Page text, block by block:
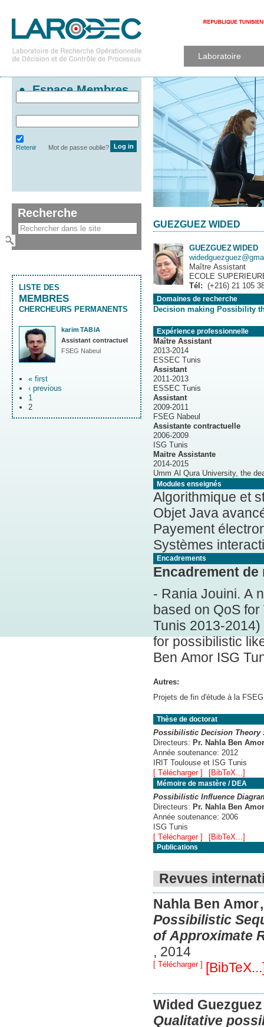
Laboratoire
GUEZGUEZ WIDED
GUEZGUEZWIDED
Maître Assistant
ECOLE
Tél: (+216) 21 105
Domaines de recherche
Expérience professionnelle
Maître Assistant
2013-2014
ESSEC Tunis
Assistant
2011-2013
ESSEC Tunis
Assistant
2009-2011
FSEG Nabeul
Assistante contractuelle
2006-2009
ISG Tunis
Maitre Assistante
2014-2015
Umm Al Qura University, the
Modules enseignés
Algorithmique et
Objet Java avancé
Payement
Systèmes
Encadrements
Encadrement
- Rania Jouini. A
based on QoS
Tunis 2013-2014) - Zeineb Khalfi. Extended Dynamic Programming
for possibilistic
Ben Amor ISG
Autres:
Projets de fin d'étude à la
Thèse de doctorat
Possibilistic Decision Theory
Directeurs: Pr. Nahla Ben Amor
Année soutenance: 2012
IRIT Toulouse et ISG Tunis
[ Télécharger ]
[BibTeX...]
Mémoire de mastère / DEA
Possibilistic Influence
Directeurs: Pr. Nahla Ben Amor
Année soutenance: 2006
ISG Tunis
[ Télécharger ]
[BibTeX...]
Publications
Revues
Nahla Ben Amor
Possibilistic
of Approximate
, 2014
[ Télécharger ]
Wided
Qualitative
Espace Membres
Retenir Mot de passe oublie?
Recherche
LISTE DES
MEMBRES
CHERCHEURS PERMANENTS
karimTABIA
Assistant contractuel
FSEG Nabeul
« first
‹ previous
1
2